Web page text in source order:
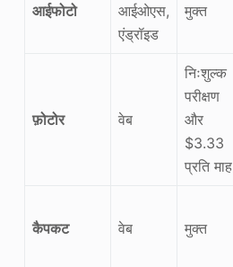
आईफोटो
आईओएस,
एंड्रॉइड
मुक्त
फ़ोटोर वेब
निःशुल्क
परीक्षण
और
$3.33
प्रति माह
कैपकट वेब मुक्त